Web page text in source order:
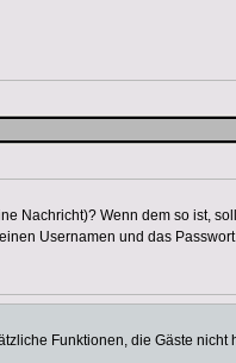
Nachricht)? Wenn dem so ist,
Usernamen und das
Funktionen, die Gäste nicht